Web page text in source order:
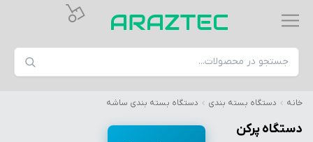
خانه دستگاه بسته بندی دستگاه بسته بندی ساشه
دستگاه پرکن